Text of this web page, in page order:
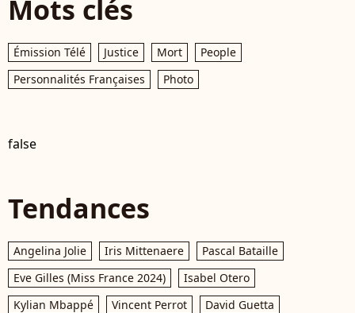
Mots clés
Émission Télé Justice Mort
People
Personnalités Françaises
Photo
false
Tendances
Angelina Jolie Iris Mittenaere
Pascal Bataille
Eve Gilles (Miss France 2024)
Isabel Otero
Kylian Mbappé
Vincent Perrot David Guetta